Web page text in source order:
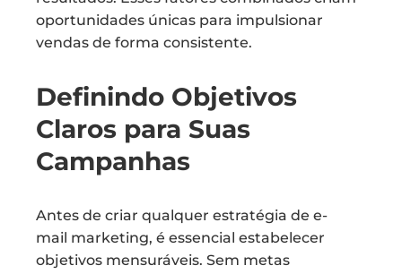
oportunidades únicas para impulsionar
vendas de forma consistente.
Definindo Objetivos
Claros para Suas
Campanhas
Antes de criar qualquer estratégia de e-
mail marketing, é essencial estabelecer
objetivos mensuráveis. Sem metas